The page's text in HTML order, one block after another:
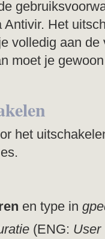
Het
volledig aan
moet je
het
en type in
(ENG: User